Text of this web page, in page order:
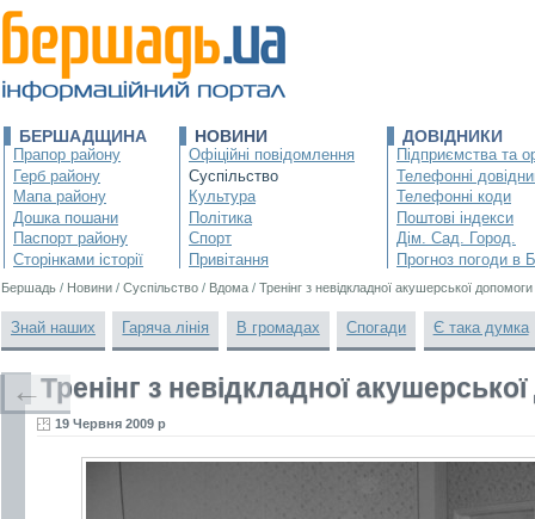
БЕРШАДЩИНА
Прапор району
Герб району
Мапа району
Дошка пошани
Паспорт району
Сторінками історії
НОВИНИ
Офіційні повідомлення
Суспільство
Культура
Політика
Спорт
Привітання
ДОВІДНИКИ
Підприємства та
Телефонні
Телефонні коди
Поштові індекси
Дім. Сад. Город.
Прогноз погоди в
Бершадь / Новини / Суспільство / Вдома / Тренінг з невідкладної акушерської допомоги
Знай наших Гаряча лінія В громадах Спогади Є така думка
Тренінг з невідкладної
19 Червня 2009 р
←